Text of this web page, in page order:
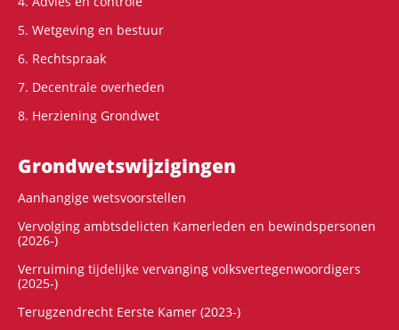
5. Wetgeving en bestuur
6. Rechtspraak
7. Decentrale overheden
8. Herziening Grondwet
Grondwets­wijzigingen
Aanhangige wetsvoorstellen
Vervolging ambtsdelicten Kamerleden en bewindspersonen
(2026-)
Verruiming tijdelijke vervanging volksvertegenwoordigers
(2025-)
Terugzendrecht Eerste Kamer (2023-)